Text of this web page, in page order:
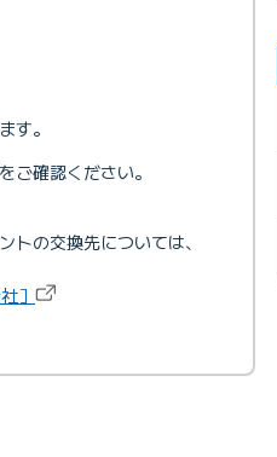
す。
ご確認ください。
の交換先については、
］